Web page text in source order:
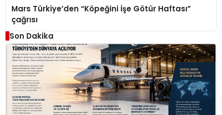
Mars Türkiye’den “Köpeğini İşe Götür Haftası”
çağrısı
Son Dakika